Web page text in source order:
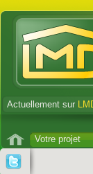
Actuellement sur
Votre projet